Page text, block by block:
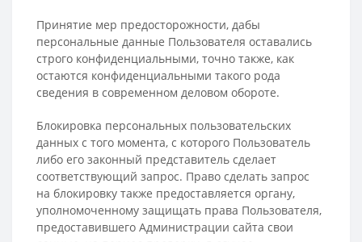
Принятие мер предосторожности, дабы
персональные данные Пользователя оставались
строго конфиденциальными, точно также, как
остаются конфиденциальными такого рода
сведения в современном деловом обороте.
Блокировка персональных пользовательских
данных с того момента, с которого Пользователь
либо его законный представитель сделает
соответствующий запрос. Право сделать запрос
на блокировку также предоставляется органу,
уполномоченному защищать права Пользователя,
предоставившего Администрации сайта свои